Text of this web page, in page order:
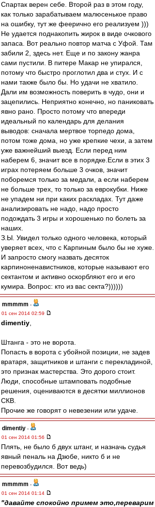
Спартак верен себе. Второй раз в этом году,
как только зарабатываем малюсенькое право
на ошибку, тут же феерично его реализуем )))
Не удается поднакопить жирок в виде очкового
запаса. Вот реально повтор матча с Уфой. Там
забили 2, здесь нет. Еще и по закону жанра
сами пустили. В питере Макар не упирался,
потому что быстро проглотил два и стух. И с
нами также было бы. Но удачи не хватило.
Дали им возможность поверить в чудо, они и
зацепились. Неприятно конечно, но паниковать
явно рано. Просто потому что впереди
идеальный по календарь для делания
выводов: сначала мертвое торпедо дома,
потом тоже дома, но уже крепкие чехи, а затем
уже важнейший выезд. Если перед ним
наберем 6, значит все в порядке.Если в этих 3
играх потеряем больше 3 очков, значит
поборемся только за медали, а если наберем
не больше трех, то только за еврокубки. Ниже
не упадем ни при каких раскладах. Тут даже
анализировать не надо, надо просто
подождать 3 игры и хорошенько по болеть за
наших.
З.Ы. Увидел только одного человека, который
уверяет всех, что с Карпиным было бы не хуже.
И запросто смогу назвать десяток
карпиноненавистников, которые называют его
сектантом и активно оскорбляют его и его
кумира. Вопрос: кто из вас секта?))))))
mmmmm -
01 сен 2014 02:59
dimentiy
Штанга - это не ворота.
Попасть в ворота с убойной позиции, не задев
вратаря, защитников и штанги с перекладиной,
это признак мастерства. Это дорого стоит.
Люди, способные штамповать подобные
решения, оцениваются в десятки миллионов
СКВ.
Прочие же говорят о невезении или удаче.
dimentiy -
01 сен 2014 01:56
Плять, не было б двух штанг, и назначь судья
явный пеналь на Дзюбе, никто б и не
перевозбудился. Вот ведь)
mmmmm -
01 сен 2014 01:14
"давайте спокойно примем это,переварим